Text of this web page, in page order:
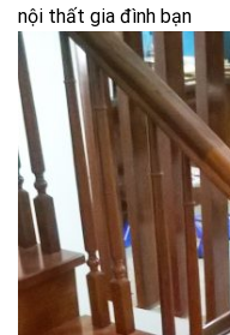
nội thất gia đình bạn